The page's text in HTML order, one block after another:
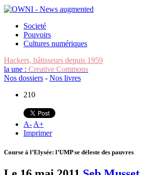
Societé
Pouvoirs
Cultures numériques
Hackers, bâtisseurs depuis 1959
la une : Creative Commons
Nos dossiers - Nos livres
210
A- A+
Imprimer
Course à l’Elysée: l’UMP se déleste des pauvres